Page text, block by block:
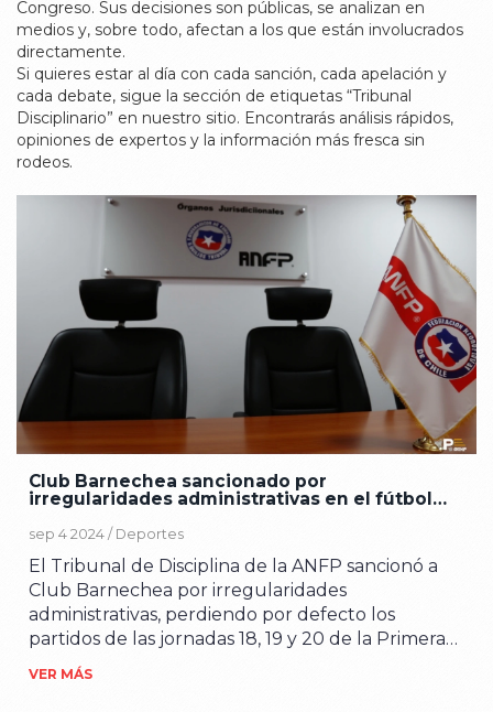
Congreso. Sus decisiones son públicas, se analizan en
medios y, sobre todo, afectan a los que están involucrados
directamente.
Si quieres estar al día con cada sanción, cada apelación y
cada debate, sigue la sección de etiquetas “Tribunal
Disciplinario” en nuestro sitio. Encontrarás análisis rápidos,
opiniones de expertos y la información más fresca sin
rodeos.
Club Barnechea sancionado por
irregularidades administrativas en el fútbol
sep 4 2024 / Deportes
El Tribunal de Disciplina de la ANFP sancionó a
Club Barnechea por irregularidades
administrativas, perdiendo por defecto los
partidos de las jornadas 18, 19 y 20 de la Primera
B, con un marcador de 3-0. Esta decisión
VER MÁS